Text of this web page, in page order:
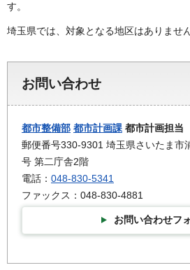
す。
埼玉県では、対象となる地区はありません
お問い合わせ
都市整備部 都市計画課 都市計画担当
郵便番号330-9301 埼玉県さいたま市
号 第二庁舎2階
電話： 048-830-5341
ファックス：048-830-4881
お問い合わせフ